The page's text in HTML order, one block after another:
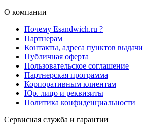
О компании
Почему Esandwich.ru ?
Партнерам
Контакты, адреса пунктов выдачи
Публичная оферта
Пользовательское соглашение
Партнерская программа
Корпоративным клиентам
Юр. лицо и реквизиты
Политика конфиденциальности
Сервисная служба и гарантии